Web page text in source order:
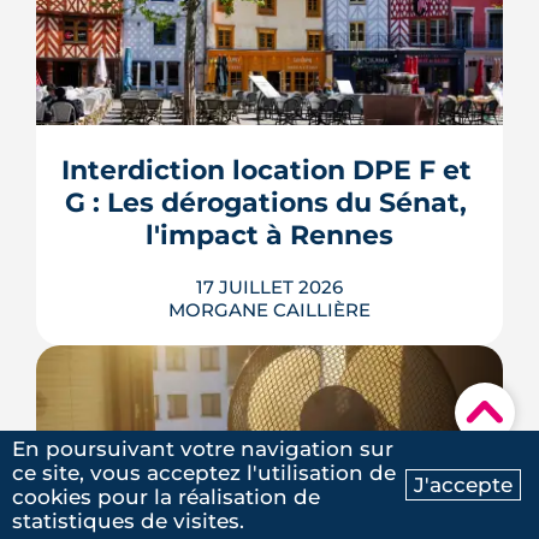
Ma recherche Contactez-nous
▾
Louer, c'est aussi assurer. Entre
l'obligation légale, les garanties utiles
et les options commerciales, ce guide
bien sans payer pour rien.
LIRE L'ARTICLE
Interdiction location DPE F et
G : Les dérogations du Sénat,
l'impact à Rennes
17 JUILLET 2026
MORGANE CAILLIÈRE
Le 8 juillet 2026, le Sénat a voté cinq
dérogations à l'interdiction de location
des logements classés F et G, dont la
possibilité de louer en signant un
contrat de travaux avant 2030. Le texte
En poursuivant votre navigation sur
ce site, vous acceptez l'utilisation de
cookies pour la réalisation de
statistiques de visites.
J'accepte